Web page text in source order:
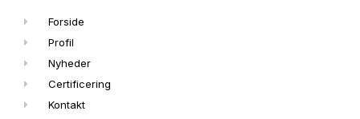
Forside
Profil
Nyheder
Certificering
Kontakt